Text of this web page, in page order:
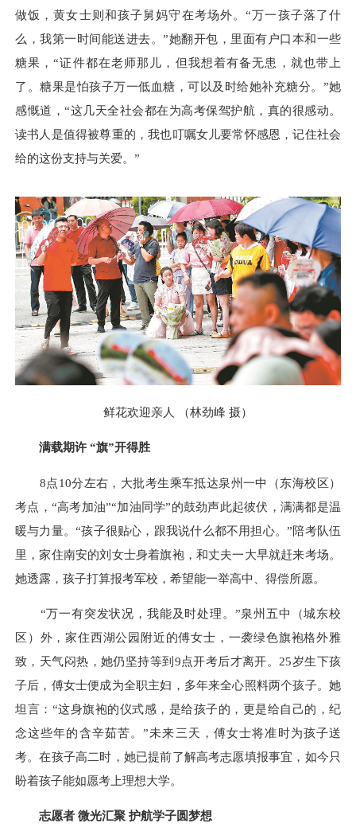
做饭，黄女士则和孩子舅妈守在考场外。“万一孩子落了什
么，我第一时间能送进去。”她翻开包，里面有户口本和一些
糖果，“证件都在老师那儿，但我想着有备无患，就也带上
了。糖果是怕孩子万一低血糖，可以及时给她补充糖分。”她
感慨道，“这几天全社会都在为高考保驾护航，真的很感动。
读书人是值得被尊重的，我也叮嘱女儿要常怀感恩，记住社会
给的这份支持与关爱。”
鲜花欢迎亲人 （林劲峰 摄）
满载期许 “旗”开得胜
8点10分左右，大批考生乘车抵达泉州一中（东海校区）
考点，“高考加油”“加油同学”的鼓劲声此起彼伏，满满都是温
暖与力量。“孩子很贴心，跟我说什么都不用担心。”陪考队伍
里，家住南安的刘女士身着旗袍，和丈夫一大早就赶来考场。
她透露，孩子打算报考军校，希望能一举高中、得偿所愿。
“万一有突发状况，我能及时处理。”泉州五中（城东校
区）外，家住西湖公园附近的傅女士，一袭绿色旗袍格外雅
致，天气闷热，她仍坚持等到9点开考后才离开。25岁生下孩
子后，傅女士便成为全职主妇，多年来全心照料两个孩子。她
坦言：“这身旗袍的仪式感，是给孩子的，更是给自己的，纪
念这些年的含辛茹苦。”未来三天，傅女士将准时为孩子送
考。在孩子高二时，她已提前了解高考志愿填报事宜，如今只
盼着孩子能如愿考上理想大学。
志愿者 微光汇聚 护航学子圆梦想